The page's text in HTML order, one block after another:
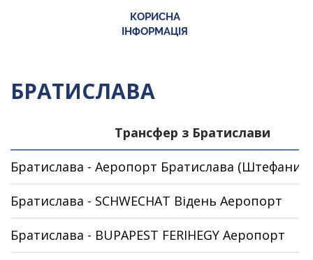
КОРИСНА
ІНФОРМАЦІЯ
БРАТИСЛАВА
Трансфер з Братислави
Братислава - Аеропорт Братислава
Братислава - SCHWECHAT Відень Аеропорт
Братислава - BUPAPEST FERIHEGY Аеропорт